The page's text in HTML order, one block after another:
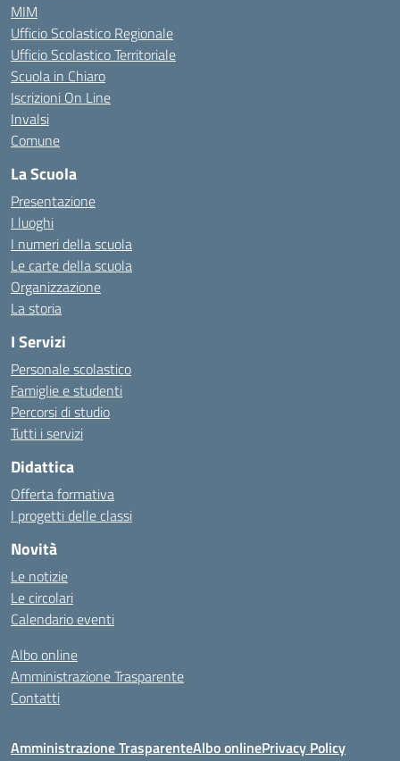
MIM
Ufficio Scolastico Regionale
Ufficio Scolastico Territoriale
Scuola in Chiaro
Iscrizioni On Line
Invalsi
Comune
La Scuola
Presentazione
I luoghi
I numeri della scuola
Le carte della scuola
Organizzazione
La storia
I Servizi
Personale scolastico
Famiglie e studenti
Percorsi di studio
Tutti i servizi
Didattica
Offerta formativa
I progetti delle classi
Novità
Le notizie
Le circolari
Calendario eventi
Albo online
Amministrazione Trasparente
Contatti
Amministrazione TrasparenteAlbo onlinePrivacy Policy